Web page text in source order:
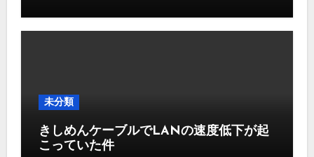
未分類
きしめんケーブルでLANの速度低下が起
こっていた件